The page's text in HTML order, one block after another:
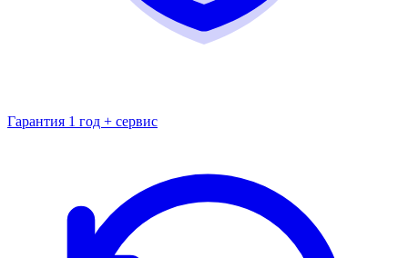
Гарантия 1 год + сервис